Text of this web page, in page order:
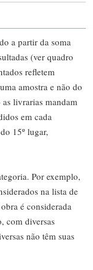
a partir da soma
(ver quadro
refletem
amostra e não do
livrarias mandam
em cada
15º lugar,
Por exemplo,
na lista de
é considerada
com diversas
não têm suas